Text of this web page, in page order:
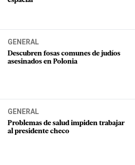
GENERAL
Descubren fosas comunes de judíos
asesinados en Polonia
GENERAL
Problemas de salud impiden trabajar
al presidente checo